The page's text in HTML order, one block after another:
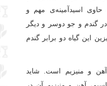
حاوی اسیدآمینه‌ی مهم و
گندم و جو دوسر و دیگر
این گیاه دو برابر گندم
و منیزیم است. شاید